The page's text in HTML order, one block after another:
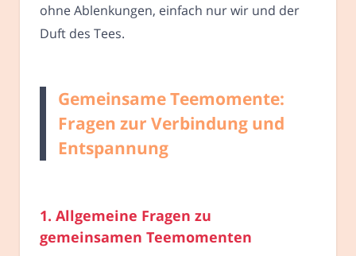
ohne Ablenkungen, einfach nur wir und der
Duft des Tees.
Gemeinsame Teemomente:
Fragen zur Verbindung und
Entspannung
1. Allgemeine Fragen zu
gemeinsamen Teemomenten